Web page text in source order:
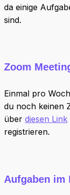
da einige
sind.
Zoom
Einmal pro
du noch keinen
über diesen Link
registrieren.
Aufgaben im